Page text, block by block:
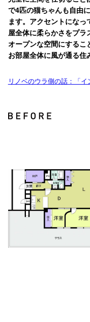
で4匹の猫ちゃんも自由
ます。アクセントにな
屋全体に柔らかさをプラ
オープンな空間にするこ
お部屋全体に風が通る住
リノベのウラ側の話：「